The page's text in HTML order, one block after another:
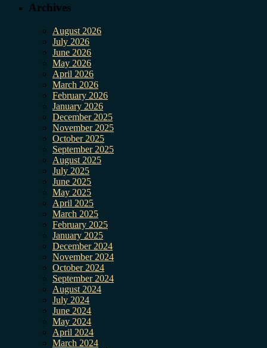
Archives
August 2026
July 2026
June 2026
May 2026
April 2026
March 2026
February 2026
January 2026
December 2025
November 2025
October 2025
September 2025
August 2025
July 2025
June 2025
May 2025
April 2025
March 2025
February 2025
January 2025
December 2024
November 2024
October 2024
September 2024
August 2024
July 2024
June 2024
May 2024
April 2024
March 2024